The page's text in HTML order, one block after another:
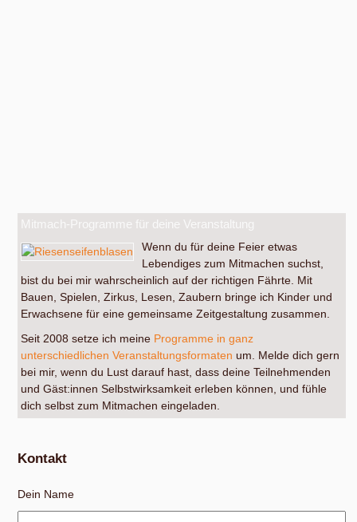
Mitmach-Programme für deine Veranstaltung
Wenn du für deine Feier etwas
Lebendiges zum Mitmachen suchst,
bist du bei mir wahrscheinlich auf der richtigen Fährte. Mit
Bauen, Spielen, Zirkus, Lesen, Zaubern bringe ich Kinder und
Erwachsene für eine gemeinsame Zeitgestaltung zusammen.
Seit 2008 setze ich meine Programme in ganz
unterschiedlichen Veranstaltungsformaten um. Melde dich gern
bei mir, wenn du Lust darauf hast, dass deine Teilnehmenden
und Gäst:innen Selbstwirksamkeit erleben können, und fühle
dich selbst zum Mitmachen eingeladen.
Kontakt
Dein Name